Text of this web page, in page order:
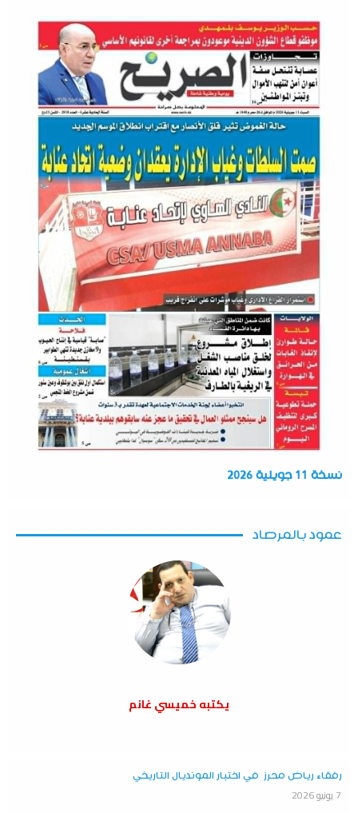
نسخة 11 جويلية 2026
عمود بالمرصاد
يكتبه خميسي غانم
رفقاء رياض محرز في اختبار المونديال التاريخي
7 يونيو 2026